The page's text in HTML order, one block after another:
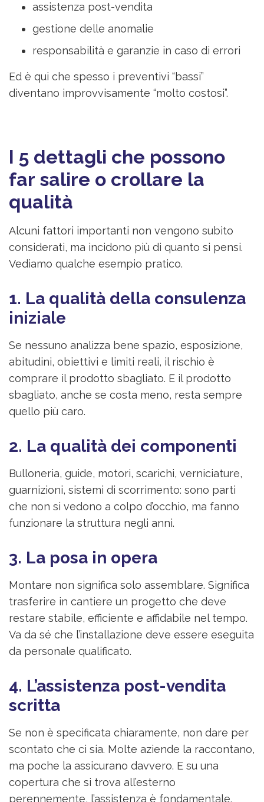
assistenza post-vendita
gestione delle anomalie
responsabilità e garanzie in caso di errori
Ed è qui che spesso i preventivi “bassi”
diventano improvvisamente “molto costosi”.
I 5 dettagli che possono
far salire o crollare la
qualità
Alcuni fattori importanti non vengono subito
considerati, ma incidono più di quanto si pensi.
Vediamo qualche esempio pratico.
1. La qualità della consulenza
iniziale
Se nessuno analizza bene spazio, esposizione,
abitudini, obiettivi e limiti reali, il rischio è
comprare il prodotto sbagliato. E il prodotto
sbagliato, anche se costa meno, resta sempre
quello più caro.
2. La qualità dei componenti
Bulloneria, guide, motori, scarichi, verniciature,
guarnizioni, sistemi di scorrimento: sono parti
che non si vedono a colpo d’occhio, ma fanno
funzionare la struttura negli anni.
3. La posa in opera
Montare non significa solo assemblare. Significa
trasferire in cantiere un progetto che deve
restare stabile, efficiente e affidabile nel tempo.
Va da sé che l’installazione deve essere eseguita
da personale qualificato.
4. L’assistenza post-vendita
scritta
Se non è specificata chiaramente, non dare per
scontato che ci sia. Molte aziende la raccontano,
ma poche la assicurano davvero. E su una
copertura che si trova all’esterno
perennemente, l’assistenza è fondamentale.